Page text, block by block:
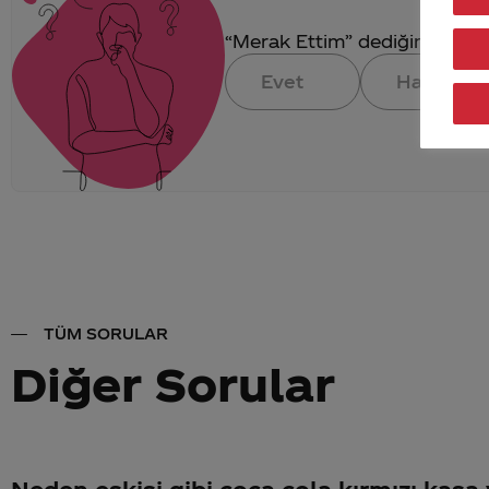
“Merak Ettim” dediğin
Evet
Hayır
TÜM SORULAR
Diğer Sorular